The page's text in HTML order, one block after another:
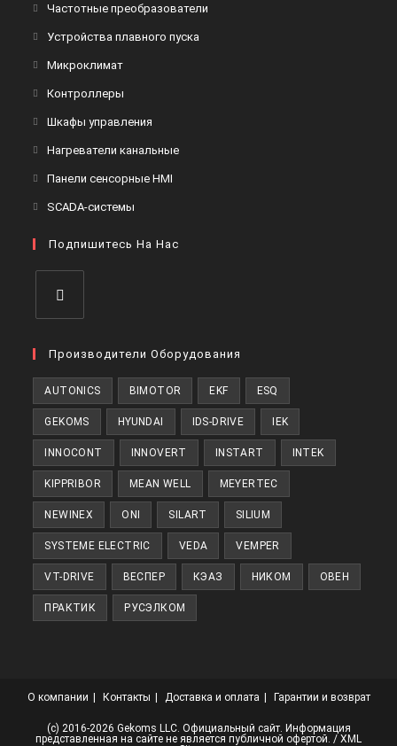
Частотные преобразователи
Устройства плавного пуска
МикроклиматОткроется
вкладке
Контроллеры
вкладке
Шкафы управления
вкладке
Нагреватели канальныеОткроется
Панели сенсорные HMI
вкладке
SCADA-системы
новой
Подпишитесь На Нас
в
вкладке
Производители Оборудования
AUTONICS BIMOTOR EKF ESQ
GEKOMS HYUNDAI IDS-DRIVE IEK
INNOCONT INNOVERT INSTART INTEK
KIPPRIBOR MEAN WELL MEYERTEC
NEWINEX ONI SILART SILIUM
SYSTEME ELECTRIC VEDA VEMPER
VT-DRIVE ВЕСПЕР КЭАЗ НИКОМ ОВЕН
ПРАКТИК РУСЭЛКОМ
О компании Контакты Доставка и оплата Гарантии и возврат
(с) 2016-2026 Gekoms LLC. Официальный сайт. Информация
представленная на сайте не является публичной офертой. / XML